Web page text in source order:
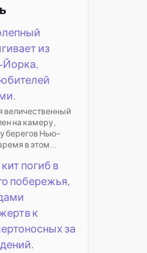
из
Йорка,
на камеру,
берегов Нью-
в этом...
погиб в
побережья,
к
за